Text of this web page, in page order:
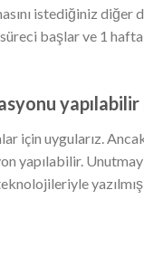
istediğiniz diğer
başlar ve 1
yapılabilir
için uygularız.
yapılabilir.
yazılmış,